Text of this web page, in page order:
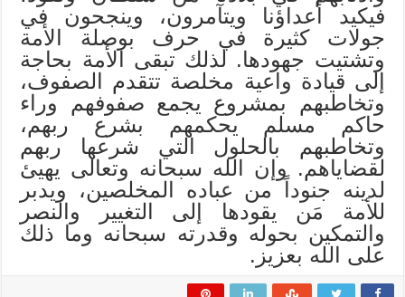
فيكيد أعداؤنا ويتآمرون، وينجحون في
جولات كثيرة في حرف بوصلة الأمة
وتشتيت جهودها. لذلك تبقى الأمة بحاجة
إلى قيادة واعية مخلصة تتقدم الصفوف،
وتخاطبهم بمشروع يجمع صفوفهم وراء
حاكم مسلم يحكمهم بشرع ربهم،
وتخاطبهم بالحلول التي شرعها ربهم
لقضاياهم. وإن الله سبحانه وتعالى يهيئ
لدينه جنوداً من عباده المخلصين، ويدبر
للأمة مَن يقودها إلى التغيير والنصر
والتمكين بحوله وقدرته سبحانه وما ذلك
على الله بعزيز.